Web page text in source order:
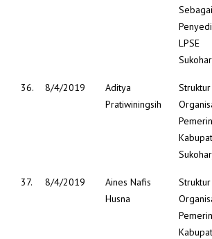
Sebagai
LPSE
36. 8/4/2019
Aditya
Pratiwiningsih
Struktur
37. 8/4/2019
Aines Nafis
Husna
Struktur